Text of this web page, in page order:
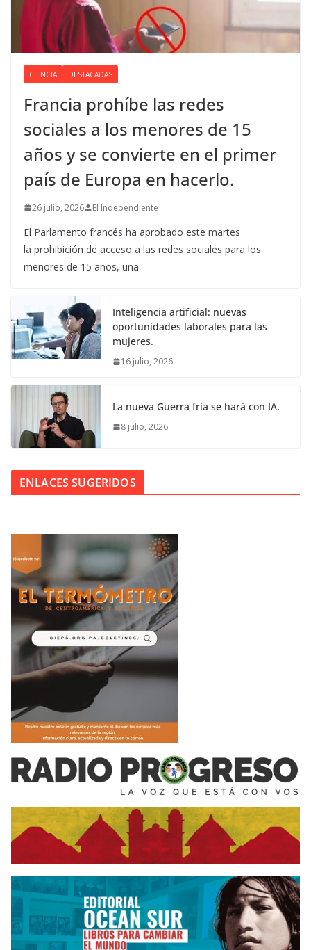
CIENCIA DESTACADAS
Francia prohíbe las redes
sociales a los menores de 15
años y se convierte en el primer
país de Europa en hacerlo.
26 julio, 2026 El Independiente
El Parlamento francés ha aprobado este martes
la prohibición de acceso a las redes sociales para los
menores de 15 años, una
Inteligencia artificial: nuevas
oportunidades laborales para las
mujeres.
16 julio, 2026
La nueva Guerra fría se hará con IA.
8 julio, 2026
ENLACES SUGERIDOS